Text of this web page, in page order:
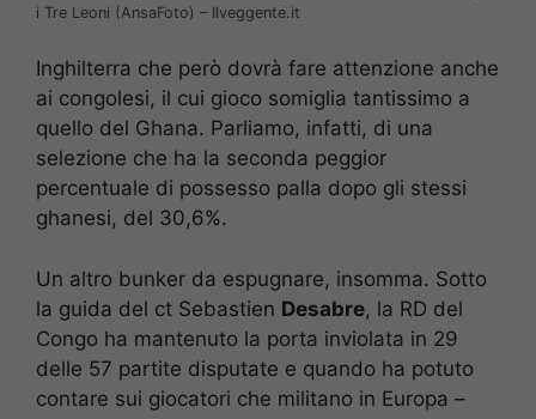
i Tre Leoni (AnsaFoto) – Ilveggente.it
Inghilterra che però dovrà fare attenzione anche
ai congolesi, il cui gioco somiglia tantissimo a
quello del Ghana. Parliamo, infatti, di una
selezione che ha la seconda peggior
percentuale di possesso palla dopo gli stessi
ghanesi, del 30,6%.
Un altro bunker da espugnare, insomma. Sotto
la guida del ct Sebastien Desabre, la RD del
Congo ha mantenuto la porta inviolata in 29
delle 57 partite disputate e quando ha potuto
contare sui giocatori che militano in Europa –